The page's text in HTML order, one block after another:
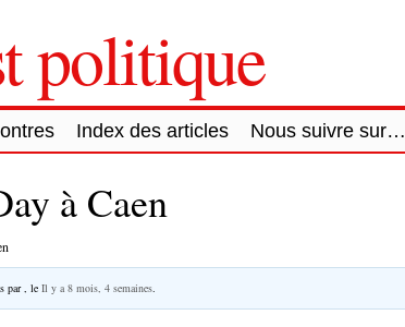
politique
Index des articles Nous suivre sur…
à Caen
par , le Il y a 8 mois, 4 semaines